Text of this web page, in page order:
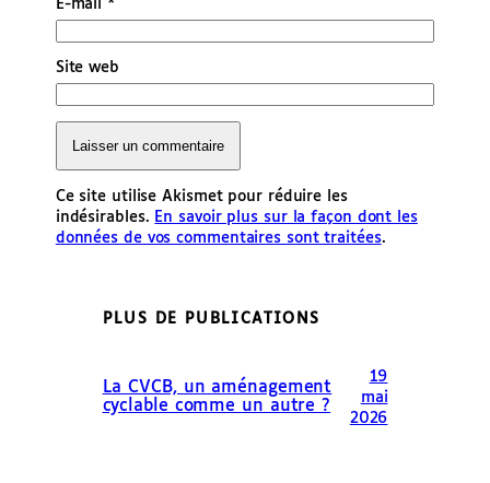
E-mail*
Site web
Ce site utilise Akismet pour réduire les
indésirables. En savoir plus sur la façon dont les
données de vos commentaires sont traitées.
PLUS DE PUBLICATIONS
La CVCB, un aménagement
cyclable comme un autre ?
19
mai
2026